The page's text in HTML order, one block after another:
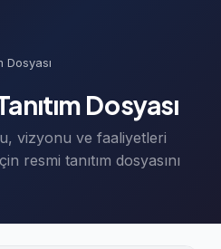
Dosyası
Dosyası
vizyonu ve faaliyetleri
resmi tanıtım dosyasını